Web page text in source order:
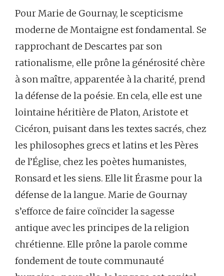
Pour Marie de Gournay, le scepticisme
moderne de Montaigne est fondamental. Se
rapprochant de Descartes par son
rationalisme, elle prône la générosité chère
à son maître, apparentée à la charité, prend
la défense de la poésie. En cela, elle est une
lointaine héritière de Platon, Aristote et
Cicéron, puisant dans les textes sacrés, chez
les philosophes grecs et latins et les Pères
de l’Église, chez les poètes humanistes,
Ronsard et les siens. Elle lit Érasme pour la
défense de la langue. Marie de Gournay
s’efforce de faire coïncider la sagesse
antique avec les principes de la religion
chrétienne. Elle prône la parole comme
fondement de toute communauté